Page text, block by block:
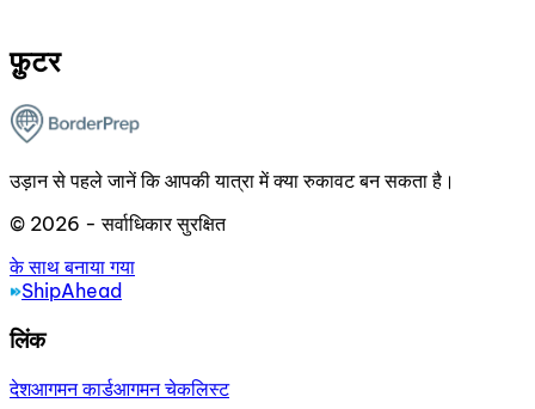
फ़ुटर
उड़ान से पहले जानें कि आपकी यात्रा में क्या रुकावट बन सकता है।
© 2026 - सर्वाधिकार सुरक्षित
के साथ बनाया गया
ShipAhead
लिंक
देशआगमन कार्डआगमन चेकलिस्ट